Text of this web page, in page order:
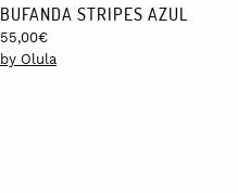
BUFANDA STRIPES AZUL
55,00€
by Olula